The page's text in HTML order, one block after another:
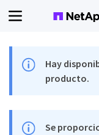
Hay
producto.
Se